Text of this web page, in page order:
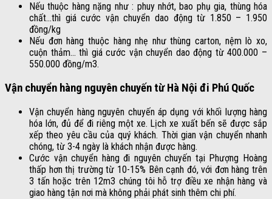
Nếu thuộc hàng nặng như : phuy nhớt, bao phụ gia, thùng hóa
chất…thì giá cước vận chuyển dao động từ 1.850 – 1.950
đồng/kg
Nếu đơn hàng thuộc hàng nhẹ như thùng carton, nệm lò xo,
cuộn thảm… thì giá cước vận chuyển dao động từ 400.000 –
550.000 đồng/m3.
Vận chuyển hàng nguyên chuyến từ Hà Nội đi Phú Quốc
Vận chuyển hàng nguyên chuyến áp dụng với khối lượng hàng
hóa lớn, đủ để đi riêng một xe. Lịch xe xuất bến sẽ được sắp
xếp theo yêu cầu của quý khách. Thời gian vận chuyển nhanh
chóng, từ 3-4 ngày là khách nhận được hàng.
Cước vận chuyển hàng đi nguyên chuyến tại Phượng Hoàng
thấp hơn thị trường từ 10-15% Bên cạnh đó, với đơn hàng trên
3 tấn hoặc trên 12m3 chúng tôi hỗ trợ điều xe nhận hàng và
giao hàng tận nơi mà không phải phát sinh thêm chi phí.